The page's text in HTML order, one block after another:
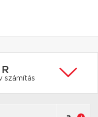
számítás